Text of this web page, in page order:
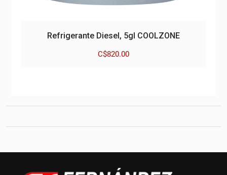
Refrigerante Diesel, 5gl COOLZONE
C$820.00